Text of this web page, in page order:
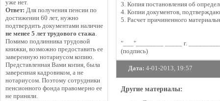
уже нет.
Ответ: Для получения пенсии по
достижении 60 лет, нужно
подтвердить документами наличие
не менее 5 лет трудового стажа.
Помимо подлинника трудовой
книжки, возможно предоставить ее
заверенную нотариусом копию.
Представленная Вами копия, была
заверенная кадровиком, а не
нотариусом. Поэтому сотрудники
пенсионного фонда правомерно ее
не приняли.
3. Копия постановления об
4. Копии документов,
5. Расчет причиненного
"___"________ _____ г.
(подпись)
Дата: 4-01-2013, 19:57
Другие материалы: